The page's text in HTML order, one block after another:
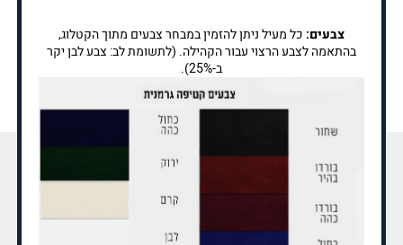
צבעים: כל מעיל ניתן להזמין במבחר צבעים מתוך הקטלוג,
בהתאמה לצבע הרצוי עבור הקהילה. (לתשומת לב: צבע לבן יקר
ב-25%).